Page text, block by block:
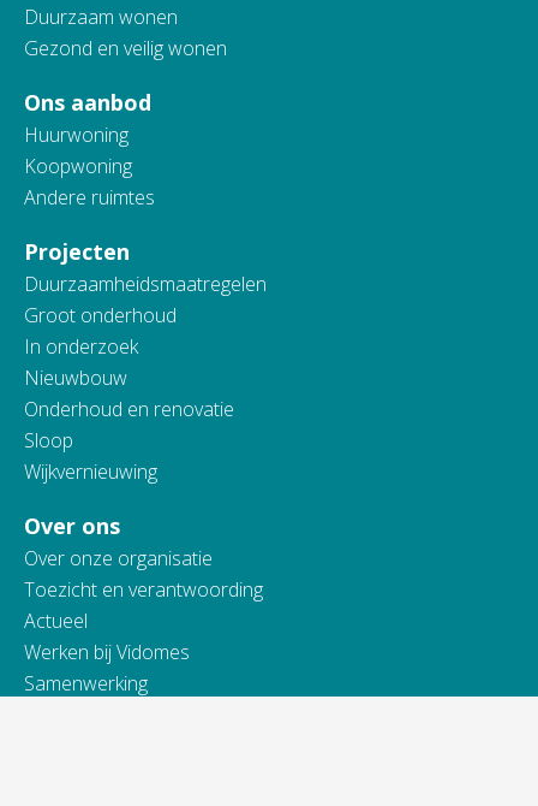
Duurzaam wonen
Gezond en veilig wonen
Ons aanbod
Huurwoning
Koopwoning
Andere ruimtes
Projecten
Duurzaamheidsmaatregelen
Groot onderhoud
In onderzoek
Nieuwbouw
Onderhoud en renovatie
Sloop
Wijkvernieuwing
Over ons
Over onze organisatie
Toezicht en verantwoording
Actueel
Werken bij Vidomes
Samenwerking